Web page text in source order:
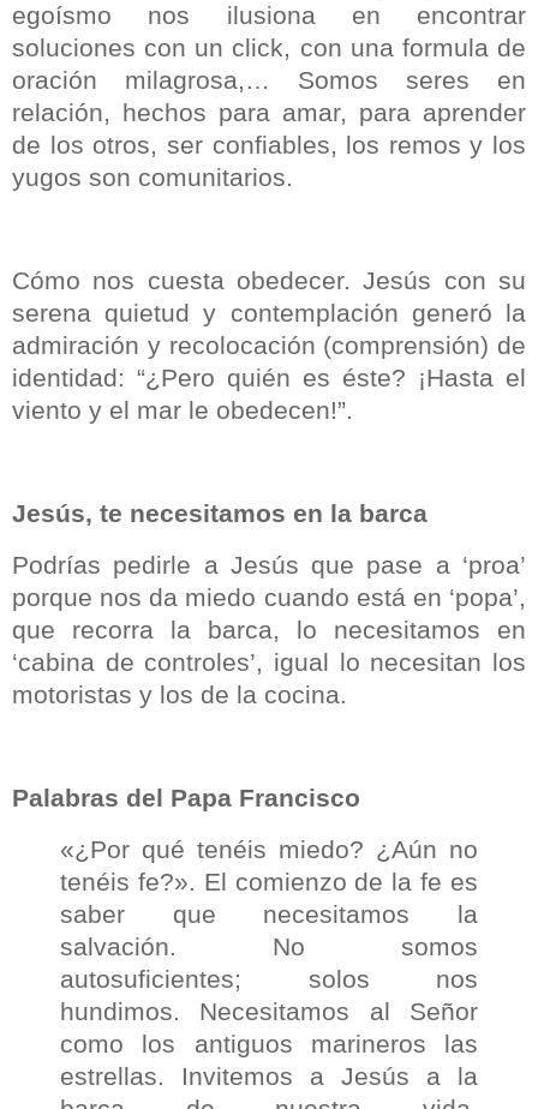
egoísmo nos ilusiona en encontrar
soluciones con un click, con una formula de
oración milagrosa,… Somos seres en
relación, hechos para amar, para aprender
de los otros, ser confiables, los remos y los
yugos son comunitarios.
Cómo nos cuesta obedecer. Jesús con su
serena quietud y contemplación generó la
admiración y recolocación (comprensión) de
identidad: “¿Pero quién es éste? ¡Hasta el
viento y el mar le obedecen!”.
Jesús, te necesitamos en la barca
Podrías pedirle a Jesús que pase a ‘proa’
porque nos da miedo cuando está en ‘popa’,
que recorra la barca, lo necesitamos en
‘cabina de controles’, igual lo necesitan los
motoristas y los de la cocina.
Palabras del Papa Francisco
«¿Por qué tenéis miedo? ¿Aún no
tenéis fe?». El comienzo de la fe es
saber que necesitamos la
salvación. No somos
autosuficientes; solos nos
hundimos. Necesitamos al Señor
como los antiguos marineros las
estrellas. Invitemos a Jesús a la